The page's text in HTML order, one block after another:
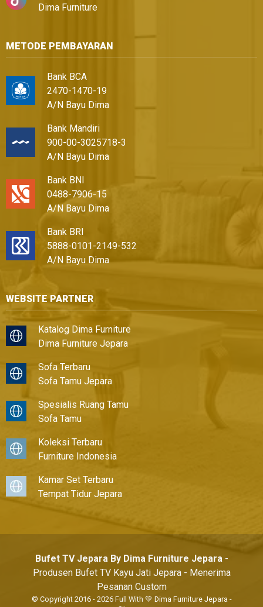
Dima Furniture
METODE PEMBAYARAN
Bank BCA
2470-1470-19
A/N Bayu Dima
Bank Mandiri
900-00-3025718-3
A/N Bayu Dima
Bank BNI
0488-7906-15
A/N Bayu Dima
Bank BRI
5888-0101-2149-532
A/N Bayu Dima
WEBSITE PARTNER
Katalog Dima Furniture
Dima Furniture Jepara
Sofa Terbaru
Sofa Tamu Jepara
Spesialis Ruang Tamu
Sofa Tamu
Koleksi Terbaru
Furniture Indonesia
Kamar Set Terbaru
Tempat Tidur Jepara
Bufet TV Jepara By Dima Furniture Jepara-
Produsen Bufet TV Kayu Jati Jepara - Menerima
Pesanan Custom
© Copyright 2016 - 2026 Full With 💚 Dima Furniture Jepara-